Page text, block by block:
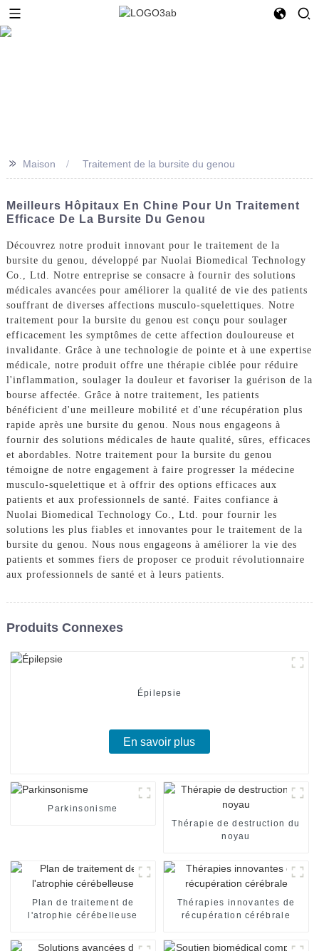
>> Maison Traitement de la bursite du genou
Meilleurs Hôpitaux En Chine Pour Un Traitement
Efficace De La Bursite Du Genou
Découvrez notre produit innovant pour le traitement de la
bursite du genou, développé par Nuolai Biomedical Technology
Co., Ltd. Notre entreprise se consacre à fournir des solutions
médicales avancées pour améliorer la qualité de vie des patients
souffrant de diverses affections musculo-squelettiques. Notre
traitement pour la bursite du genou est conçu pour soulager
efficacement les symptômes de cette affection douloureuse et
invalidante. Grâce à une technologie de pointe et à une expertise
médicale, notre produit offre une thérapie ciblée pour réduire
l'inflammation, soulager la douleur et favoriser la guérison de la
bourse affectée. Grâce à notre traitement, les patients
bénéficient d'une meilleure mobilité et d'une récupération plus
rapide après une bursite du genou. Nous nous engageons à
fournir des solutions médicales de haute qualité, sûres, efficaces
et abordables. Notre traitement pour la bursite du genou
témoigne de notre engagement à faire progresser la médecine
musculo-squelettique et à offrir des options efficaces aux
patients et aux professionnels de santé. Faites confiance à
Nuolai Biomedical Technology Co., Ltd. pour fournir les
solutions les plus fiables et innovantes pour le traitement de la
bursite du genou. Nous nous engageons à améliorer la vie des
patients et sommes fiers de proposer ce produit révolutionnaire
aux professionnels de santé et à leurs patients.
Produits Connexes
Épilepsie
En savoir plus
Parkinsonisme
Thérapie de destruction du
noyau
Plan de traitement de
l'atrophie cérébelleuse
Thérapies innovantes de
récupération cérébrale